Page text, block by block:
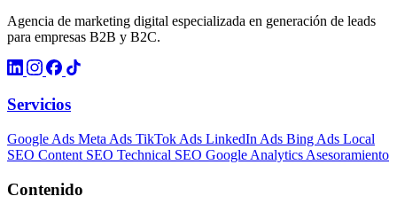
Agencia de marketing digital especializada en generación de leads
para empresas B2B y B2C.
Servicios
Google Ads Meta Ads TikTok Ads LinkedIn Ads Bing Ads Local
SEO Content SEO Technical SEO Google Analytics Asesoramiento
Contenido